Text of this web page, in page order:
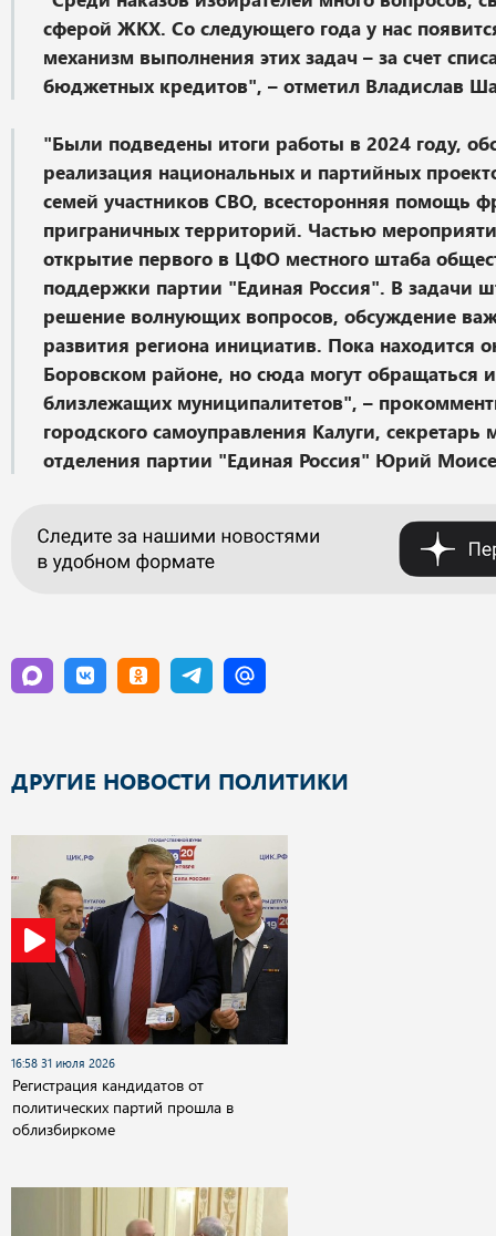
сферой ЖКХ. Со следующего года у нас
механизм выполнения этих задач – за счет
бюджетных кредитов", – отметил Владислав
"Были подведены итоги работы в 2024 году,
реализация национальных и партийных
семей участников СВО, всесторонняя помощь
приграничных территорий. Частью
открытие первого в ЦФО местного штаба
поддержки партии "Единая Россия". В задачи
решение волнующих вопросов, обсуждение
развития региона инициатив. Пока находится
Боровском районе, но сюда могут обращаться
близлежащих муниципалитетов", –
городского самоуправления Калуги, секретарь
отделения партии "Единая Россия" Юрий
ДРУГИЕ НОВОСТИ ПОЛИТИКИ
16:58 31 июля 2026
Регистрация кандидатов от
политических партий прошла в
облизбиркоме